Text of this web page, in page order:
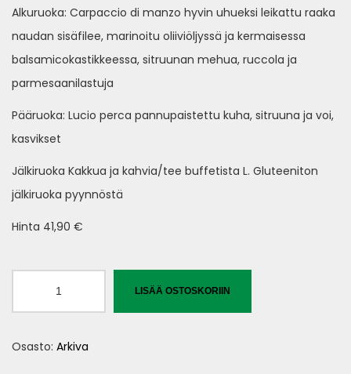
Alkuruoka: Carpaccio di manzo hyvin uhueksi leikattu raaka
naudan sisäfilee, marinoitu oliiviöljyssä ja kermaisessa
balsamicokastikkeessa, sitruunan mehua, ruccola ja
parmesaanilastuja
Pääruoka: Lucio perca pannupaistettu kuha, sitruuna ja voi,
kasvikset
Jälkiruoka Kakkua ja kahvia/tee buffetista L. Gluteeniton
jälkiruoka pyynnöstä
Hinta 41,90 €
määrä
LISÄÄ OSTOSKORIIN
Osasto: Arkiva